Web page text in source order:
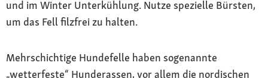
und im Winter Unterkühlung. Nutze spezielle Bürsten,
um das Fell filzfrei zu halten.
Mehrschichtige Hundefelle haben sogenannte
„wetterfeste“ Hunderassen, vor allem die nordischen